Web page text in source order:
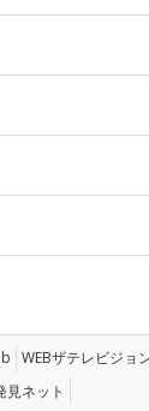
WEBザテレビジョ
見ネット